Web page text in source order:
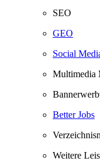
SEO
GEO
Social
Multimedia
Better Jobs
Weitere